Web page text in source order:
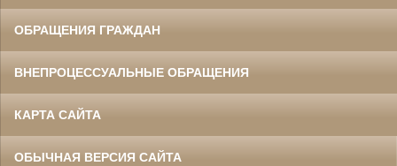
ОБРАЩЕНИЯ ГРАЖДАН
ВНЕПРОЦЕССУАЛЬНЫЕ ОБРАЩЕНИЯ
КАРТА САЙТА
ОБЫЧНАЯ ВЕРСИЯ САЙТА